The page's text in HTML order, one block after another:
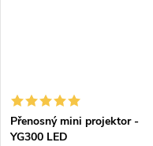
Přenosný mini projektor -
YG300 LED